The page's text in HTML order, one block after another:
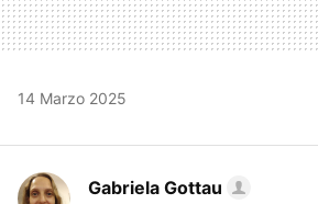
14 Marzo 2025
Gabriela Gottau